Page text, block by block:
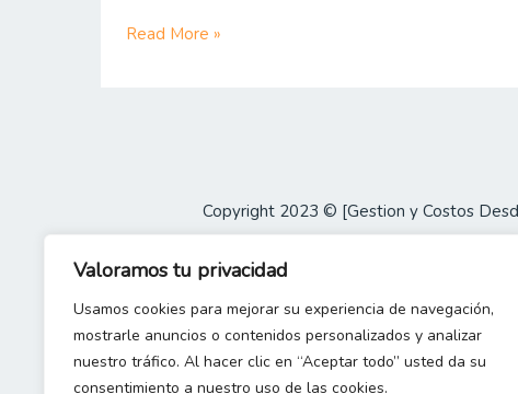
Valoramos tu privacidad
Usamos cookies para mejorar su experiencia de navegación,
mostrarle anuncios o contenidos personalizados y analizar
nuestro tráfico. Al hacer clic en “Aceptar todo” usted da su
consentimiento a nuestro uso de las cookies.
Read More »
Copyright 2023 © [Gestion y Costos